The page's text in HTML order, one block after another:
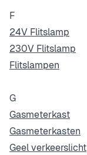
F
24V Flitslamp
230V Flitslamp
Flitslampen
G
Gasmeterkast
Gasmeterkasten
Geel verkeerslicht